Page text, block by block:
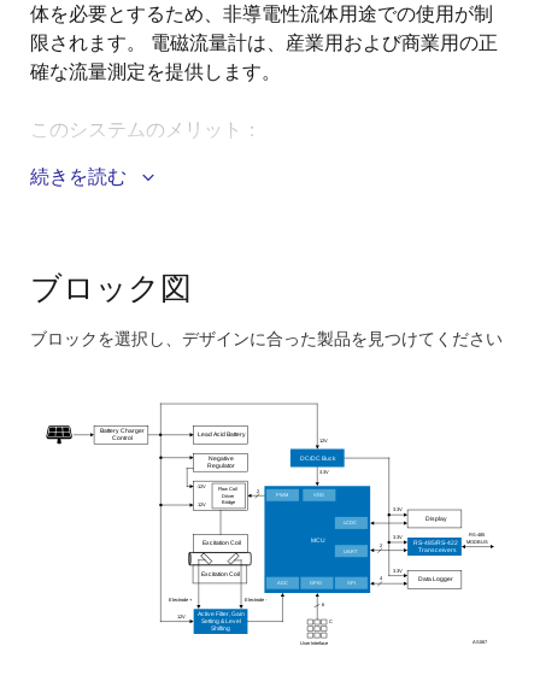
体を必要とするため、非導電性流体用途での使用が制
限されます。 電磁流量計は、産業用および商業用の正
確な流量測定を提供します。
このシステムのメリット：
このMCUは、16ビット逐次比較型ADC、24ビット シ
3.3V電源のシングルトランシーバは、RS-485とRS-
422の両方の規格に適合し、平衡通信を実現しま
す。
続きを読む
ブロック図
ブロックを選択し、デザインに合った製品を見つけてください
block
diagram
AS067
Excitation Coil
Active Filter, Gain
Setting & Level
Shifting
Flow Coil
Driver
Bridge
-12V
12V
2
Excitation Coil
12V
3.3V
4
2
3.3V
3.3V
3.3V
6
C
User Interface
12V
Electrode + Electrode -
RS-485
MODBUS
MCU
PWM VDD
LCDC
UART
ADC GPIO SPI
DC/DC Buck
Battery Charger
Control Lead Acid Battery
Negative
Regulator
Display
RS-485/RS-422
Transceivers
Data Logger